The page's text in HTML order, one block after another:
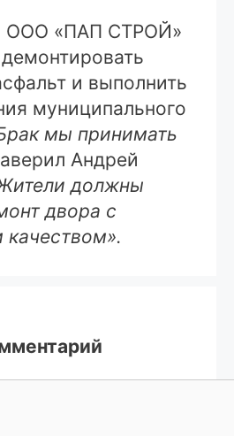
ООО «ПАП СТРОЙ»
и выполнить
муниципального
мы принимать
Андрей
должны
двора с